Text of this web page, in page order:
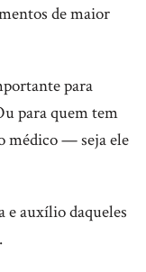
de maior
para
para quem tem
médico — seja ele
e auxílio daqueles